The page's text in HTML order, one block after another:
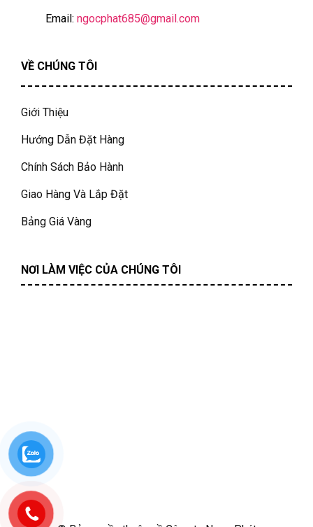
Email: ngocphat685@gmail.com
VỀ CHÚNG TÔI
Giới Thiệu
Hướng Dẫn Đặt Hàng
Chính Sách Bảo Hành
Giao Hàng Và Lắp Đặt
Bảng Giá Vàng
NƠI LÀM VIỆC CỦA CHÚNG TÔI